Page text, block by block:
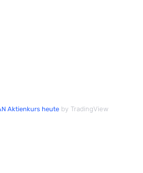
Aktienkurs heute by TradingView